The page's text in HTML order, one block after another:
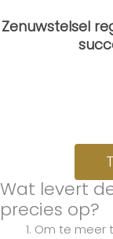
Zenuwstelsel
Wat levert
precies op?
Om te meer